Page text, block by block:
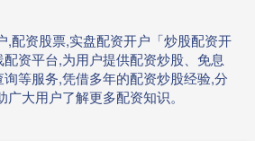
,配资股票,实盘配资开户「炒股配资开
资平台,为用户提供配资炒股、免息
等服务,凭借多年的配资炒股经验,分
大用户了解更多配资知识。